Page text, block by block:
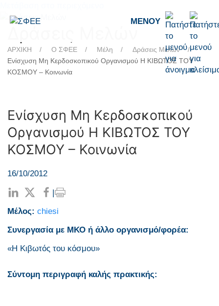
ΜΕΝΟΎ
ΑΡΧΙΚΗ Ο ΣΦΕΕ Μέλη
Δράσεις Μελών
Ενίσχυση Μη Κερδοσκοπικού Οργανισμού Η ΚΙΒΩΤΟΣ ΤΟΥ
ΚΟΣΜΟΥ – Κοινωνία
Ενίσχυση Μη Κερδοσκοπικού
Οργανισμού Η ΚΙΒΩΤΟΣ ΤΟΥ
ΚΟΣΜΟΥ – Κοινωνία
16/10/2012
|
Μέλος: chiesi
Συνεργασία με ΜΚΟ ή άλλο οργανισμό/φορέα:
«Η Κιβωτός του κόσμου»
Σύντομη περιγραφή καλής πρακτικής: